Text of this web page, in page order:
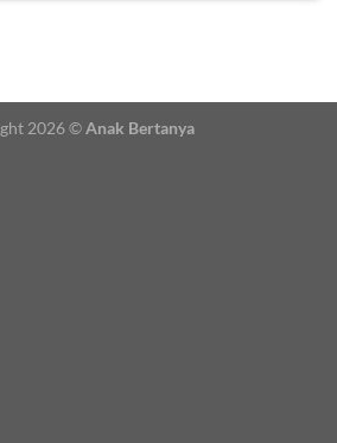
2026 ©Anak Bertanya